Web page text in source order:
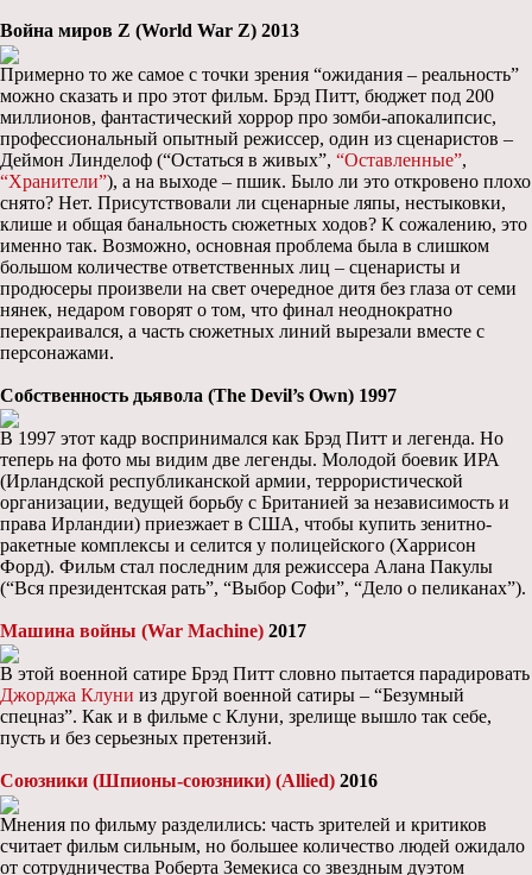
Война миров Z (World War Z) 2013
Примерно то же самое с точки зрения “ожидания – реальность”
можно сказать и про этот фильм. Брэд Питт, бюджет под 200
миллионов, фантастический хоррор про зомби-апокалипсис,
профессиональный опытный режиссер, один из сценаристов –
Деймон Линделоф (“Остаться в живых”, “Оставленные”,
“Хранители”), а на выходе – пшик. Было ли это откровено плохо
снято? Нет. Присутствовали ли сценарные ляпы, нестыковки,
клише и общая банальность сюжетных ходов? К сожалению, это
именно так. Возможно, основная проблема была в слишком
большом количестве ответственных лиц – сценаристы и
продюсеры произвели на свет очередное дитя без глаза от семи
нянек, недаром говорят о том, что финал неоднократно
перекраивался, а часть сюжетных линий вырезали вместе с
персонажами.
Собственность дьявола (The Devil’s Own) 1997
В 1997 этот кадр воспринимался как Брэд Питт и легенда. Но
теперь на фото мы видим две легенды. Молодой боевик ИРА
(Ирландской республиканской армии, террористической
организации, ведущей борьбу с Британией за независимость и
права Ирландии) приезжает в США, чтобы купить зенитно-
ракетные комплексы и селится у полицейского (Харрисон
Форд). Фильм стал последним для режиссера Алана Пакулы
(“Вся президентская рать”, “Выбор Софи”, “Дело о пеликанах”).
Машина войны (War Machine) 2017
В этой военной сатире Брэд Питт словно пытается парадировать
Джорджа Клуни из другой военной сатиры – “Безумный
спецназ”. Как и в фильме с Клуни, зрелище вышло так себе,
пусть и без серьезных претензий.
Союзники (Шпионы-союзники) (Allied) 2016
Мнения по фильму разделились: часть зрителей и критиков
считает фильм сильным, но большее количество людей ожидало
от сотрудничества Роберта Земекиса со звездным дуэтом